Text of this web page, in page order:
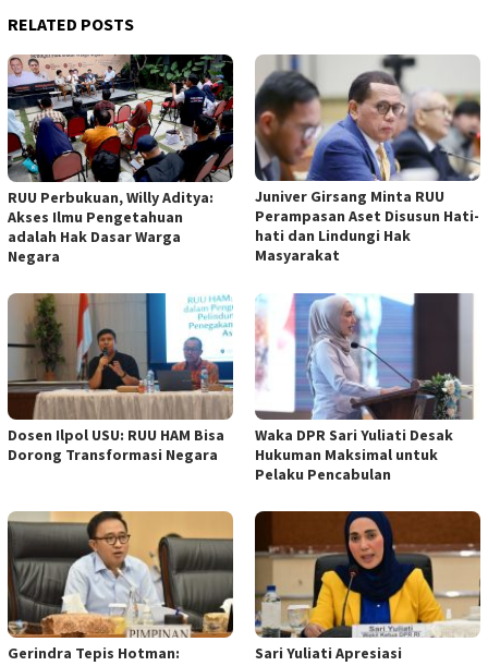
RELATED POSTS
RUU Perbukuan, Willy Aditya:
Akses Ilmu Pengetahuan
adalah Hak Dasar Warga
Negara
Juniver Girsang Minta RUU
Perampasan Aset Disusun Hati-
hati dan Lindungi Hak
Masyarakat
Dosen Ilpol USU: RUU HAM Bisa
Dorong Transformasi Negara
Waka DPR Sari Yuliati Desak
Hukuman Maksimal untuk
Pelaku Pencabulan
Gerindra Tepis Hotman:
Sari Yuliati Apresiasi